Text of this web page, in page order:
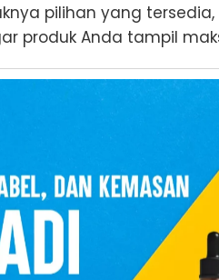
pilihan yang
produk Anda tampil